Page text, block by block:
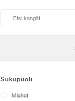
Sukupuoli
Miehet